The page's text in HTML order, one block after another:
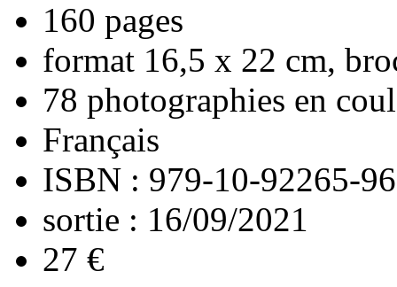
160 pages
format 16,5 x 22 cm,
78 photographies en
Français
ISBN : 979-10-92265-
sortie : 16/09/2021
27 €